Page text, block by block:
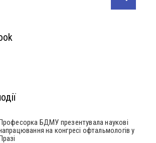
БДМУ презентувала наукові
на конгресі офтальмологів у